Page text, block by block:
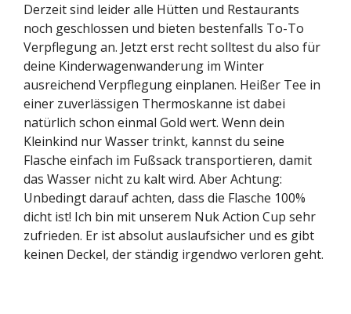
Derzeit sind leider alle Hütten und Restaurants
noch geschlossen und bieten bestenfalls To-To
Verpflegung an. Jetzt erst recht solltest du also für
deine Kinderwagenwanderung im Winter
ausreichend Verpflegung einplanen. Heißer Tee in
einer zuverlässigen Thermoskanne ist dabei
natürlich schon einmal Gold wert. Wenn dein
Kleinkind nur Wasser trinkt, kannst du seine
Flasche einfach im Fußsack transportieren, damit
das Wasser nicht zu kalt wird. Aber Achtung:
Unbedingt darauf achten, dass die Flasche 100%
dicht ist! Ich bin mit unserem Nuk Action Cup sehr
zufrieden. Er ist absolut auslaufsicher und es gibt
keinen Deckel, der ständig irgendwo verloren geht.